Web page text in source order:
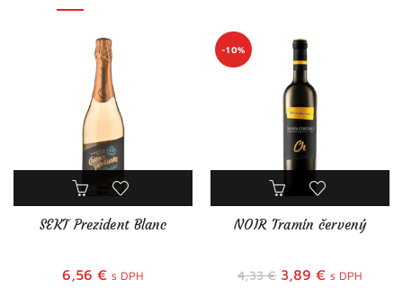
SEKT Prezident Blanc
6,56 € s DPH
-10%
NOIR Tramín červený
4,33€ Pôvodná
3,89 €Aktuálna
s DPH